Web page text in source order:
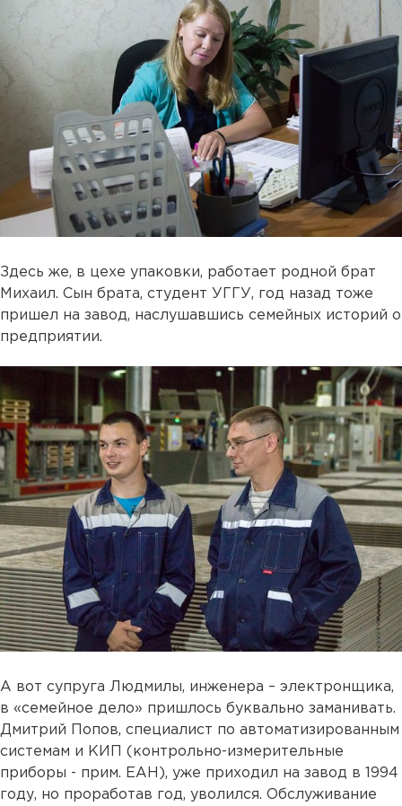
Здесь же, в цехе упаковки, работает родной брат
Михаил. Сын брата, студент УГГУ, год назад тоже
пришел на завод, наслушавшись семейных историй о
предприятии.
А вот супруга Людмилы, инженера – электронщика,
в «семейное дело» пришлось буквально заманивать.
Дмитрий Попов, специалист по автоматизированным
системам и КИП (контрольно-измерительные
приборы - прим. ЕАН), уже приходил на завод в 1994
году, но проработав год, уволился. Обслуживание